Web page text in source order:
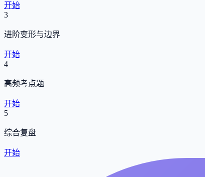
开始
3
进阶变形与边界
开始
4
高频考点题
开始
5
综合复盘
开始